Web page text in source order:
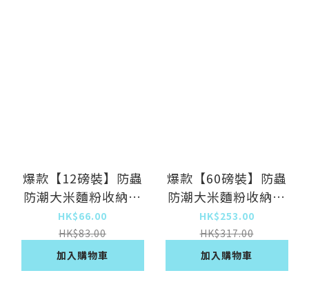
爆款【12磅裝】防蟲
防潮大米麵粉收納盒
（中號 透明）
HK$66.00
HK$83.00
加入購物車
爆款【60磅裝】防蟲
防潮大米麵粉收納盒
（巨大號 透明）
HK$253.00
HK$317.00
加入購物車